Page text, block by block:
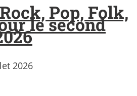
Pop, Folk,
le second
2026